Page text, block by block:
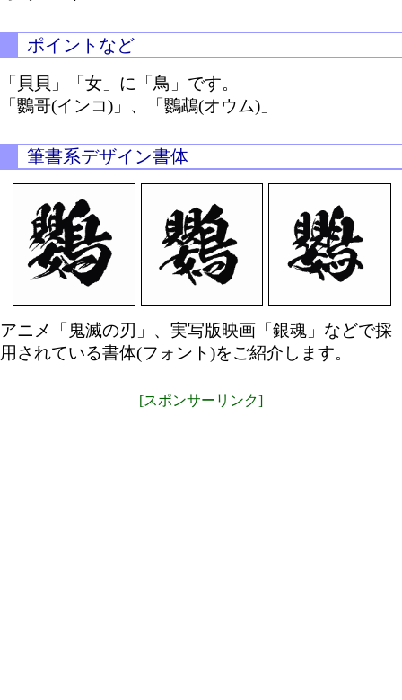
ポイントなど
「貝貝」「女」に「鳥」です。
「鸚哥(インコ)」、「鸚鵡(オウム)」
筆書系デザイン書体
アニメ「鬼滅の刃」、実写版映画「銀魂」などで採
用されている書体(フォント)をご紹介します。
[スポンサーリンク]